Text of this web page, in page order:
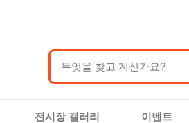
전시장 갤러리 이벤트